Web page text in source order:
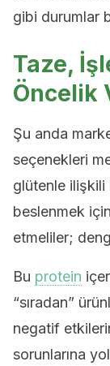
gibi durumlar
Taze,
Öncelik
Şu anda
seçenekleri
glütenle ilişkili
beslenmek
etmeliler;
Bu protein
“sıradan”
negatif
sorunlarına